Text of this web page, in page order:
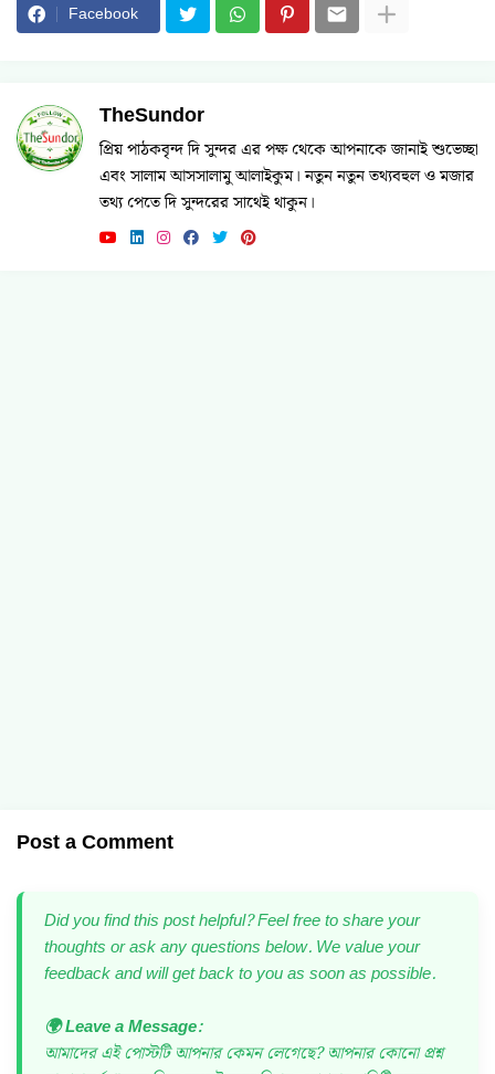
Facebook
TheSundor
প্রিয় পাঠকবৃন্দ দি সুন্দর এর পক্ষ থেকে আপনাকে জানাই শুভেচ্ছা
এবং সালাম আসসালামু আলাইকুম। নতুন নতুন তথ্যবহুল ও মজার
তথ্য পেতে দি সুন্দরের সাথেই থাকুন।
Post a Comment
Did you find this post helpful? Feel free to share your
thoughts or ask any questions below. We value your
feedback and will get back to you as soon as possible.
🌍 Leave a Message:
আমাদের এই পোস্টটি আপনার কেমন লেগেছে? আপনার কোনো প্রশ্ন